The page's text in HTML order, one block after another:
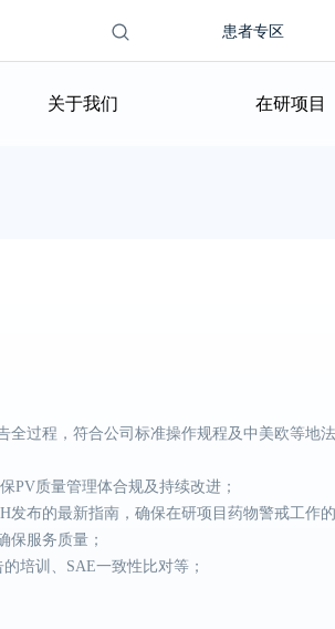
搜索表单
Search this
患者专区
关于我们 在研项目
过程，符合公司标准操作规程及中美欧等地
PV质量管理体合规及持续改进；
布的最新指南，确保在研项目药物警戒工作的
保服务质量；
培训、SAE一致性比对等；